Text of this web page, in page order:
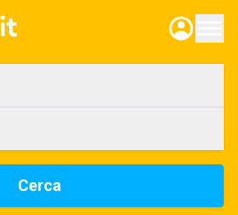
Cerca